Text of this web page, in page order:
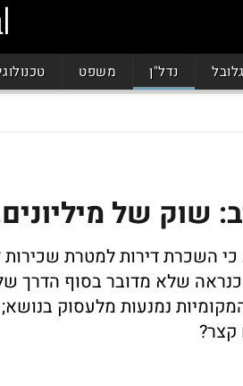
גלובל נדל"ן משפט
כי השכרת דירות למטרת
כנראה שלא מדובר בסוף הדרך
נמנעות מלעסוק
קצר?